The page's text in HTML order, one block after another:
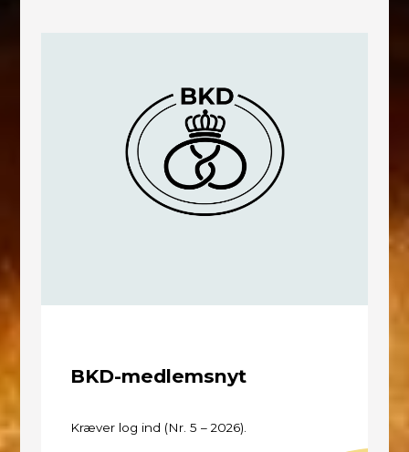
BKD-medlemsnyt
Kræver log ind (Nr. 5 – 2026).